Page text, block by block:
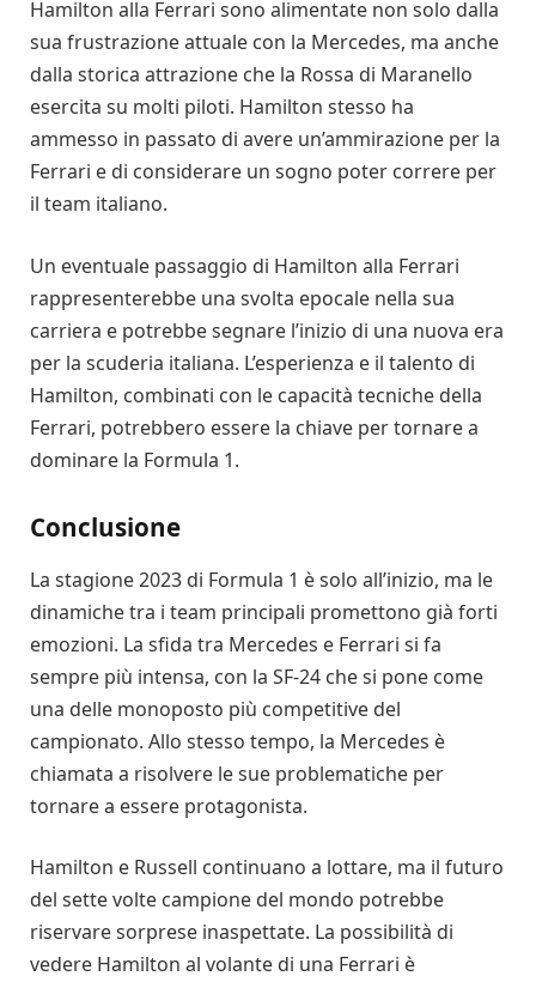
Hamilton alla Ferrari sono alimentate non solo dalla
sua frustrazione attuale con la Mercedes, ma anche
dalla storica attrazione che la Rossa di Maranello
esercita su molti piloti. Hamilton stesso ha
ammesso in passato di avere un’ammirazione per la
Ferrari e di considerare un sogno poter correre per
il team italiano.
Un eventuale passaggio di Hamilton alla Ferrari
rappresenterebbe una svolta epocale nella sua
carriera e potrebbe segnare l’inizio di una nuova era
per la scuderia italiana. L’esperienza e il talento di
Hamilton, combinati con le capacità tecniche della
Ferrari, potrebbero essere la chiave per tornare a
dominare la Formula 1.
Conclusione
La stagione 2023 di Formula 1 è solo all’inizio, ma le
dinamiche tra i team principali promettono già forti
emozioni. La sfida tra Mercedes e Ferrari si fa
sempre più intensa, con la SF-24 che si pone come
una delle monoposto più competitive del
campionato. Allo stesso tempo, la Mercedes è
chiamata a risolvere le sue problematiche per
tornare a essere protagonista.
Hamilton e Russell continuano a lottare, ma il futuro
del sette volte campione del mondo potrebbe
riservare sorprese inaspettate. La possibilità di
vedere Hamilton al volante di una Ferrari è